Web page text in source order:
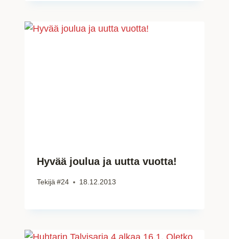
Hyvää joulua ja uutta vuotta!
Tekijä #24 18.12.2013